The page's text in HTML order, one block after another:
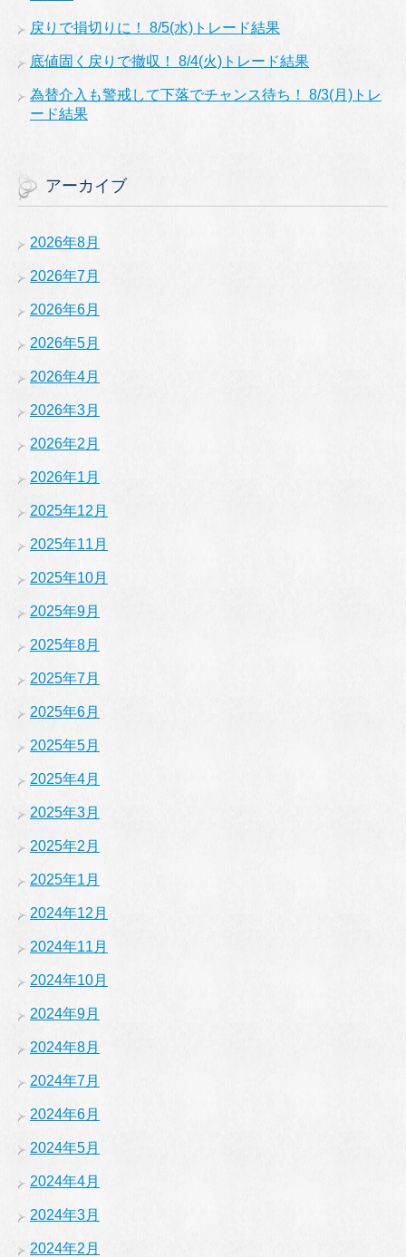
戻りで損切りに！ 8/5(水)トレード結果
底値固く戻りで撤収！ 8/4(火)トレード結果
為替介入も警戒して下落でチャンス待ち！ 8/3(月)トレ
ード結果
アーカイブ
2026年8月
2026年7月
2026年6月
2026年5月
2026年4月
2026年3月
2026年2月
2026年1月
2025年12月
2025年11月
2025年10月
2025年9月
2025年8月
2025年7月
2025年6月
2025年5月
2025年4月
2025年3月
2025年2月
2025年1月
2024年12月
2024年11月
2024年10月
2024年9月
2024年8月
2024年7月
2024年6月
2024年5月
2024年4月
2024年3月
2024年2月